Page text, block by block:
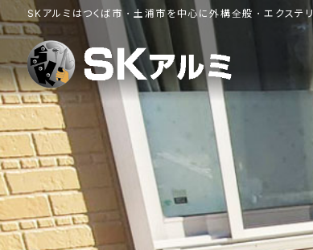
コ
ン
ン
ツ
へ
ス
キ
ッ
プ
ナ
ビ
ー
シ
ョ
ン
に
移
動
SKアルミはつくば市・土浦市を中心に外構全般・エクステ